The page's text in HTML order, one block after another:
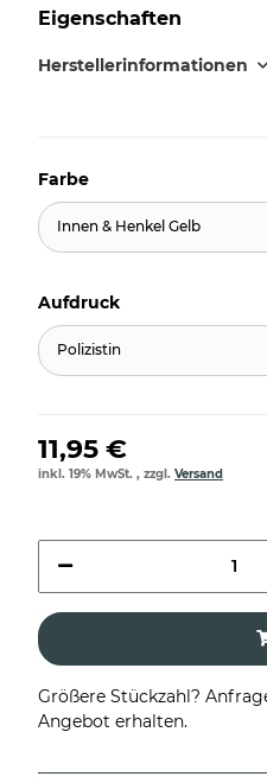
Eigenschaften
Herstellerinformationen
Farbe
Innen & Henkel Gelb
Aufdruck
Polizistin
11,95 €
inkl. 19% MwSt. , zzgl. Versand
Größere Stückzahl?
Angebot erhalten.